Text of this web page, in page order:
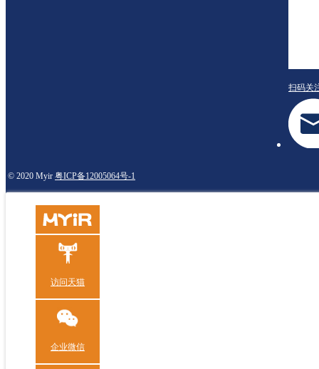
扫码关
© 2020 Myir 粤ICP备12005064号-1
访问天猫
企业微信